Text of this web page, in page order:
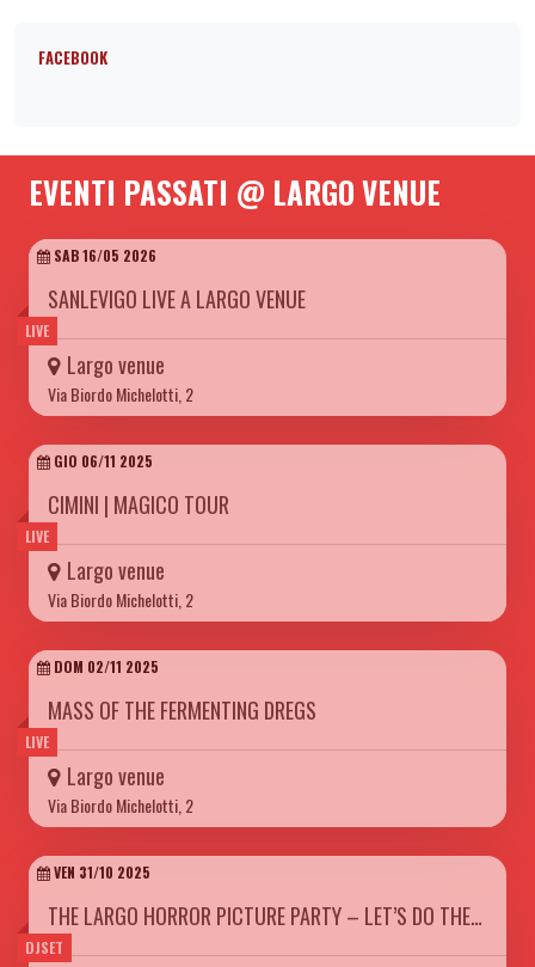
FACEBOOK
EVENTI PASSATI @ LARGO VENUE
LIVE
SAB 16/05 2026
SANLEVIGO LIVE A LARGO VENUE
Largo venue
Via Biordo Michelotti, 2
LIVE
GIO 06/11 2025
CIMINI | MAGICO TOUR
Largo venue
Via Biordo Michelotti, 2
LIVE
DOM 02/11 2025
MASS OF THE FERMENTING DREGS
Largo venue
Via Biordo Michelotti, 2
DJSET
VEN 31/10 2025
THE LARGO HORROR PICTURE PARTY – LET’S DO THE…